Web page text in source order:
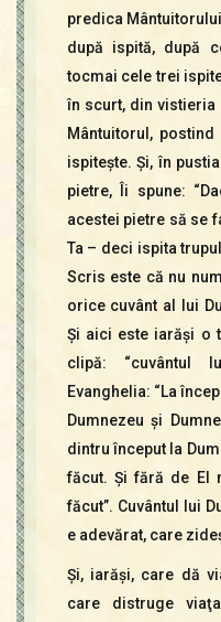
predica
după ispită, după
tocmai cele trei
în scurt, din vistieria
Mântuitorul,
ispiteşte. Şi, în
pietre, Îi spune:
acestei pietre să se
Ta – deci ispita
Scris este că nu
orice cuvânt al lui
Şi aici este iarăşi o
clipă: “cuvântul
Evanghelia: “La
Dumnezeu şi
dintru început la
făcut. Şi fără de El
făcut”. Cuvântul lui
e adevărat, care
Şi, iarăşi, care dă
care distruge